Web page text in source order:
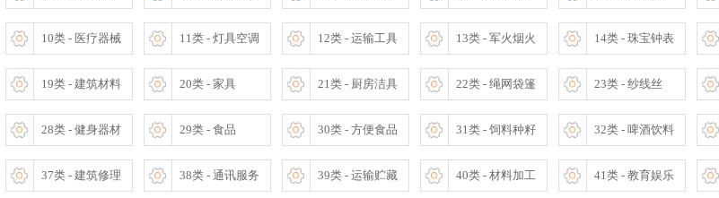
10类 - 医疗器械 11类 - 灯具空调 12类 - 运输工具 13类 - 军火烟火 14类 - 珠宝钟表
19类 - 建筑材料 20类 - 家具 21类 - 厨房洁具 22类 - 绳网袋篷 23类 - 纱线丝
28类 - 健身器材 29类 - 食品 30类 - 方便食品 31类 - 饲料种籽 32类 - 啤酒饮料
37类 - 建筑修理 38类 - 通讯服务 39类 - 运输贮藏 40类 - 材料加工 41类 - 教育娱乐